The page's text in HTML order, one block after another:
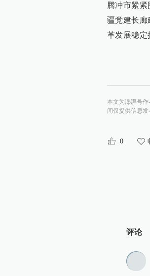
腾冲市紧
疆党建长廊
革发展稳定
本文为澎湃号
闻仅提供信息发
0
评论